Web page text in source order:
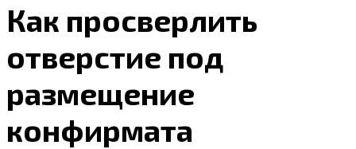
Как просверлить
отверстие под
размещение
конфирмата